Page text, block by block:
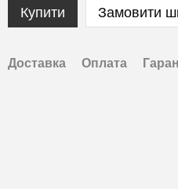
Купити Замовити
Доставка Оплата